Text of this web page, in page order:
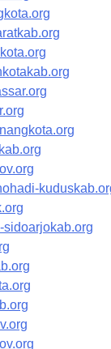
kuduskab.org